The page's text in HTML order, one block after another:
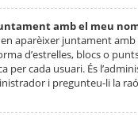
amb el meu
aparèixer juntament
d’estrelles, blocs o
per cada usuari. És
i pregunteu-li la